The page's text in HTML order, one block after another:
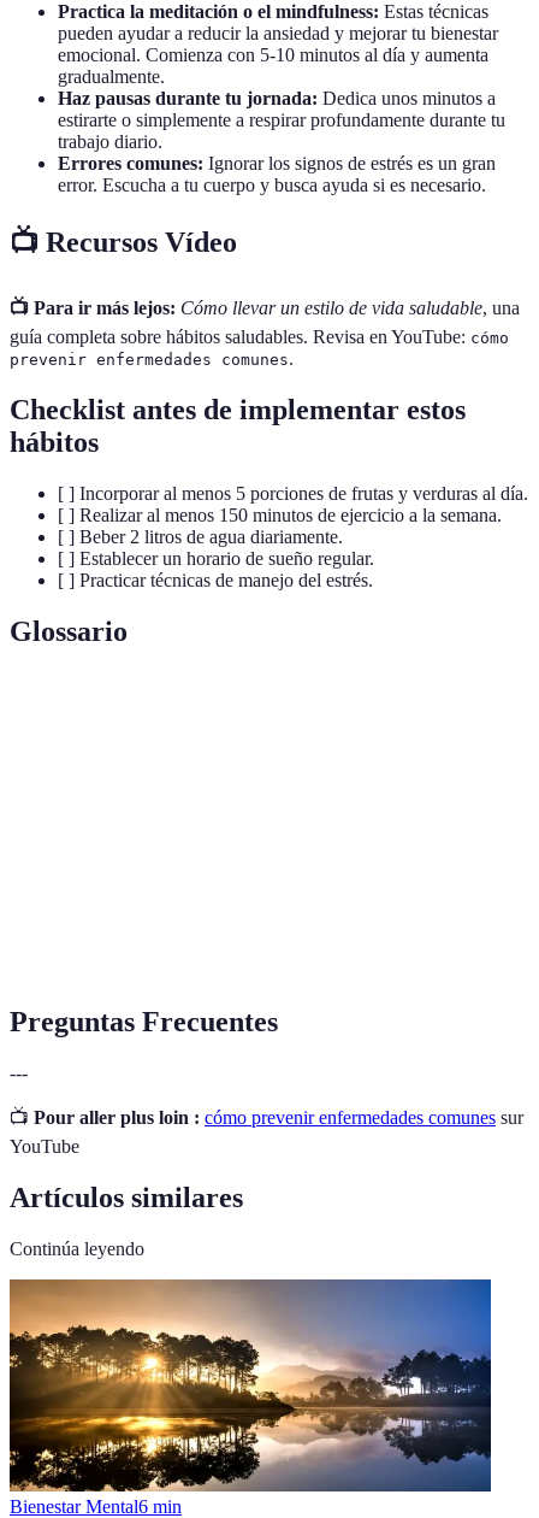
Practica la meditación o el mindfulness: Estas técnicas
pueden ayudar a reducir la ansiedad y mejorar tu bienestar
emocional. Comienza con 5-10 minutos al día y aumenta
gradualmente.
Haz pausas durante tu jornada: Dedica unos minutos a
estirarte o simplemente a respirar profundamente durante tu
trabajo diario.
Errores comunes: Ignorar los signos de estrés es un gran
error. Escucha a tu cuerpo y busca ayuda si es necesario.
📺 Recursos Vídeo
📺 Para ir más lejos: Cómo llevar un estilo de vida saludable, una
guía completa sobre hábitos saludables. Revisa en YouTube: cómo
prevenir enfermedades comunes.
Checklist antes de implementar estos
hábitos
[ ] Incorporar al menos 5 porciones de frutas y verduras al día.
[ ] Realizar al menos 150 minutos de ejercicio a la semana.
[ ] Beber 2 litros de agua diariamente.
[ ] Establecer un horario de sueño regular.
[ ] Practicar técnicas de manejo del estrés.
Glossario
Preguntas Frecuentes
---
📺 Pour aller plus loin : cómo prevenir enfermedades comunes sur
YouTube
Artículos similares
Continúa leyendo
Bienestar Mental6 min